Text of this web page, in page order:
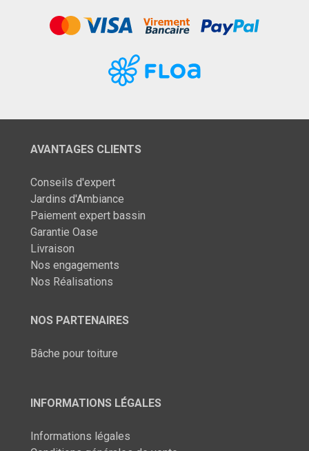
AVANTAGES CLIENTS
Conseils d'expert
Jardins d'Ambiance
Paiement expert bassin
Garantie Oase
Livraison
Nos engagements
Nos Réalisations
NOS PARTENAIRES
Bâche pour toiture
INFORMATIONS LÉGALES
Informations légales